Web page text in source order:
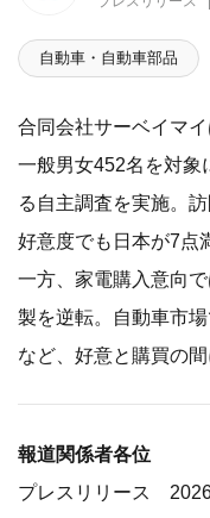
自動車・自動車部品
合同会社サーベイマ
一般男女452名を対象
る自主調査を実施。
好意度でも日本が7点
一方、家電購入意向
製を逆転。自動車市
など、好意と購買の
報道関係者各位
プレスリリース